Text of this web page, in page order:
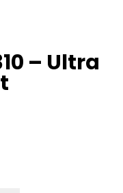
– Ultra